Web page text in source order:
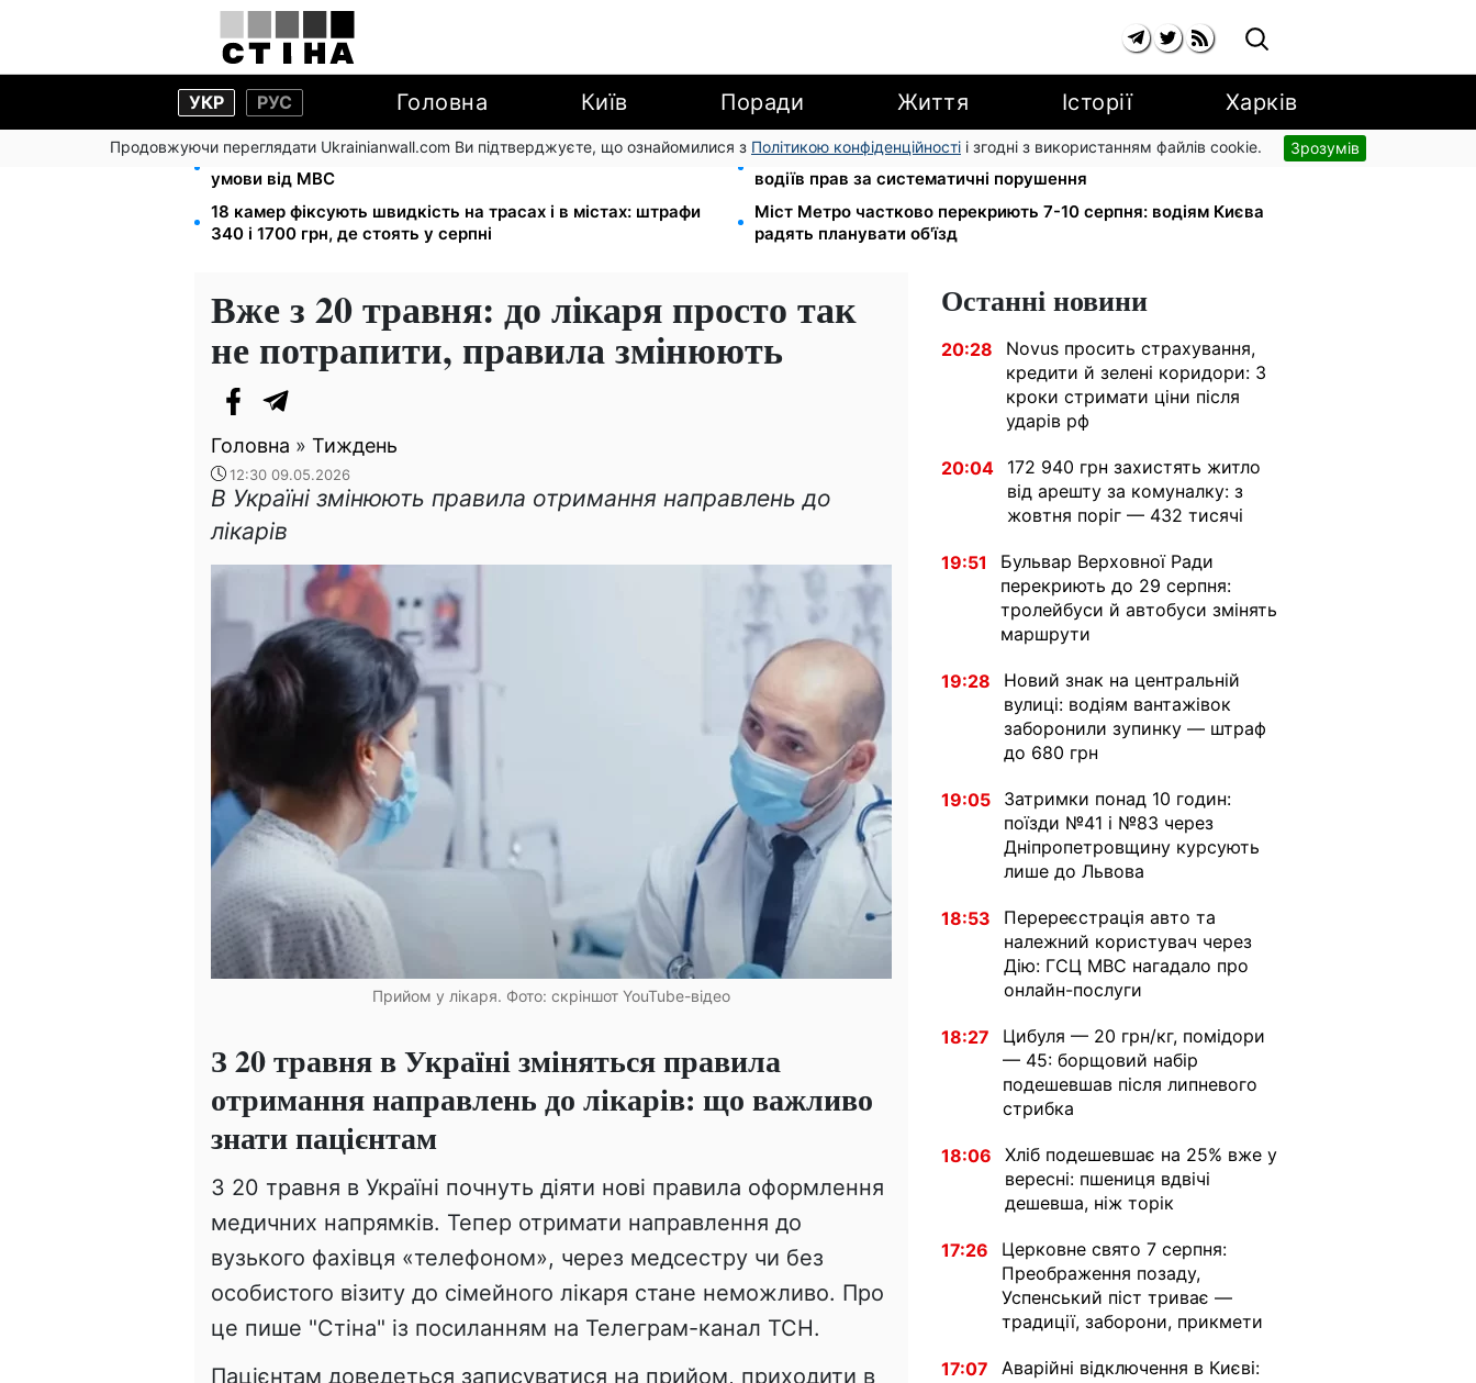
УКР РУС Головна Київ Поради Життя Історії Харків
Продовжуючи переглядати Ukrainianwall.com Ви підтверджуєте, що ознайомилися з Політикою конфіденційності і згодні з використанням файлів cookie. Зрозумів
Звільнені з полону безплатно відновлять посвідчення водія:
умови від МВС
26 000 підписів — Зеленський доручив РНБО позбавляти
водіїв прав за систематичні порушення
18 камер фіксують швидкість на трасах і в містах: штрафи
340 і 1700 грн, де стоять у серпні
Міст Метро частково перекриють 7-10 серпня: водіям Києва
радять планувати об'їзд
Вже з 20 травня: до лікаря просто так
не потрапити, правила змінюють
Головна » Тиждень
12:30 09.05.2026
В Україні змінюють правила отримання направлень до
лікарів
Прийом у лікаря. Фото: скріншот YouTube-відео
З 20 травня в Україні зміняться правила
отримання направлень до лікарів: що важливо
знати пацієнтам
З 20 травня в Україні почнуть діяти нові правила оформлення
медичних напрямків. Тепер отримати направлення до
вузького фахівця «телефоном», через медсестру чи без
особистого візиту до сімейного лікаря стане неможливо. Про
це пише "Стіна" із посиланням на Телеграм-канал ТСН.
Пацієнтам доведеться записуватися на прийом, приходити в
Останні новини
20:28
Novus просить страхування,
кредити й зелені коридори: 3
кроки стримати ціни після
ударів рф
20:04
172 940 грн захистять житло
від арешту за комуналку: з
жовтня поріг — 432 тисячі
19:51
Бульвар Верховної Ради
перекриють до 29 серпня:
тролейбуси й автобуси змінять
маршрути
19:28
Новий знак на центральній
вулиці: водіям вантажівок
заборонили зупинку — штраф
до 680 грн
19:05
Затримки понад 10 годин:
поїзди №41 і №83 через
Дніпропетровщину курсують
лише до Львова
18:53
Перереєстрація авто та
належний користувач через
Дію: ГСЦ МВС нагадало про
онлайн-послуги
18:27
Цибуля — 20 грн/кг, помідори
— 45: борщовий набір
подешевшав після липневого
стрибка
18:06
Хліб подешевшає на 25% вже у
вересні: пшениця вдвічі
дешевша, ніж торік
17:26
Церковне свято 7 серпня:
Преображення позаду,
Успенський піст триває —
традиції, заборони, прикмети
17:07
Аварійні відключення в Києві: